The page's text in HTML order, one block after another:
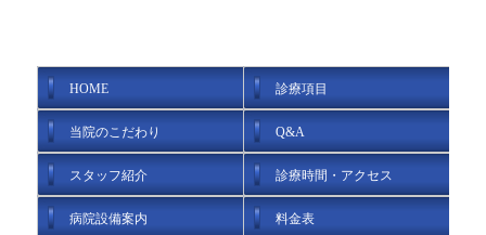
HOME
当院のこだわり
スタッフ紹介
病院設備案内
診療項目
Q&A
診療時間・アクセス
料金表